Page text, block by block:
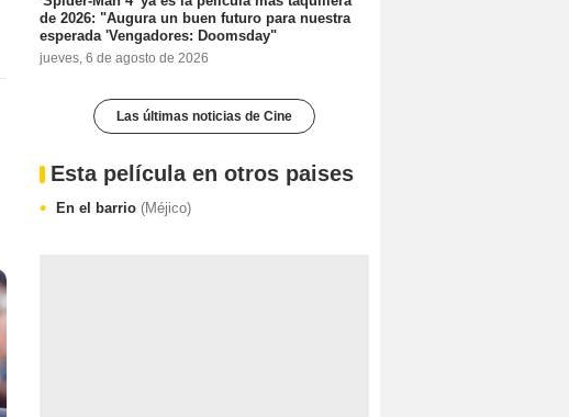
de 2026: "Augura un buen futuro para nuestra
esperada 'Vengadores: Doomsday"
jueves, 6 de agosto de 2026
Las últimas noticias de Cine
Esta película en otros paises
En el barrio (Méjico)